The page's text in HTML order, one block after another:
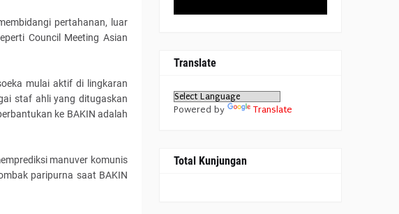
pertahanan, luar
Council Meeting Asian
mulai aktif di lingkaran
staf ahli yang ditugaskan
ke BAKIN adalah
manuver komunis
paripurna saat BAKIN
Translate
Powered by Translate
Total Kunjungan